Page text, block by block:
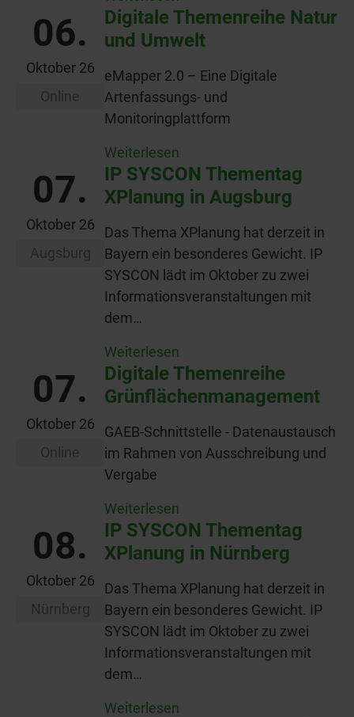
06.
Oktober 26
Online
Digitale Themenreihe Natur
und Umwelt
eMapper 2.0 – Eine Digitale
Artenfassungs- und
Monitoringplattform
Weiterlesen
07.
Oktober 26
Augsburg
IP SYSCON Thementag
XPlanung in Augsburg
Das Thema XPlanung hat derzeit in
Bayern ein besonderes Gewicht. IP
SYSCON lädt im Oktober zu zwei
Informationsveranstaltungen mit
dem…
Weiterlesen
07.
Oktober 26
Online
Digitale Themenreihe
Grünflächenmanagement
GAEB-Schnittstelle - Datenaustausch
im Rahmen von Ausschreibung und
Vergabe
Weiterlesen
08.
Oktober 26
Nürnberg
IP SYSCON Thementag
XPlanung in Nürnberg
Das Thema XPlanung hat derzeit in
Bayern ein besonderes Gewicht. IP
SYSCON lädt im Oktober zu zwei
Informationsveranstaltungen mit
dem…
Weiterlesen